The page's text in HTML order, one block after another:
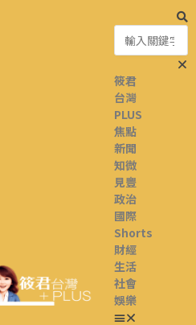
筱君
台灣
PLUS
焦點
新聞
知微
見豐
政治
國際
Shorts
財經
生活
社會
娛樂